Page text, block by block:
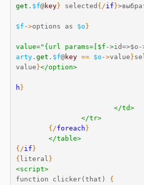
get . $f@key} selected { /if }
$f ->options as $o }
value="{url params=[$f->
arty . get . $f@key == $o ->value }
value }</option>
h }
</td>
</tr>
{ /foreach }
</table>
{ /if }
{ literal }
<script>
function clicker(that) {